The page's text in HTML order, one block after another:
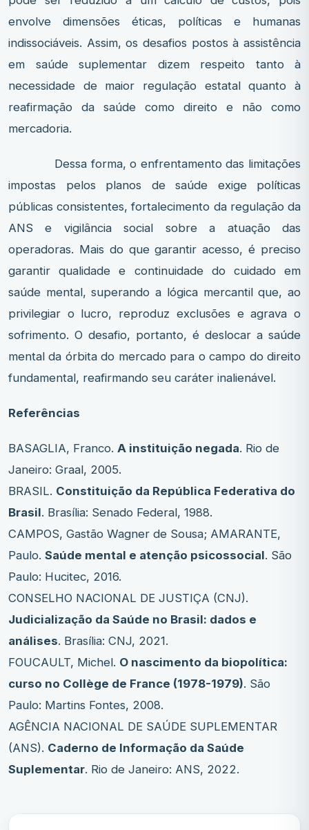
envolve dimensões éticas, políticas e humanas
indissociáveis. Assim, os desafios postos à assistência
em saúde suplementar dizem respeito tanto à
necessidade de maior regulação estatal quanto à
reafirmação da saúde como direito e não como
mercadoria.
Dessa forma, o enfrentamento das limitações
impostas pelos planos de saúde exige políticas
públicas consistentes, fortalecimento da regulação da
ANS e vigilância social sobre a atuação das
operadoras. Mais do que garantir acesso, é preciso
garantir qualidade e continuidade do cuidado em
saúde mental, superando a lógica mercantil que, ao
privilegiar o lucro, reproduz exclusões e agrava o
sofrimento. O desafio, portanto, é deslocar a saúde
mental da órbita do mercado para o campo do direito
fundamental, reafirmando seu caráter inalienável.
Referências
BASAGLIA, Franco. A instituição negada. Rio de
Janeiro: Graal, 2005.
BRASIL. Constituição da República Federativa do
Brasil. Brasília: Senado Federal, 1988.
CAMPOS, Gastão Wagner de Sousa; AMARANTE,
Paulo. Saúde mental e atenção psicossocial. São
Paulo: Hucitec, 2016.
CONSELHO NACIONAL DE JUSTIÇA (CNJ).
Judicialização da Saúde no Brasil: dados e
análises. Brasília: CNJ, 2021.
FOUCAULT, Michel. O nascimento da biopolítica:
curso no Collège de France (1978-1979). São
Paulo: Martins Fontes, 2008.
AGÊNCIA NACIONAL DE SAÚDE SUPLEMENTAR
(ANS). Caderno de Informação da Saúde
Suplementar. Rio de Janeiro: ANS, 2022.